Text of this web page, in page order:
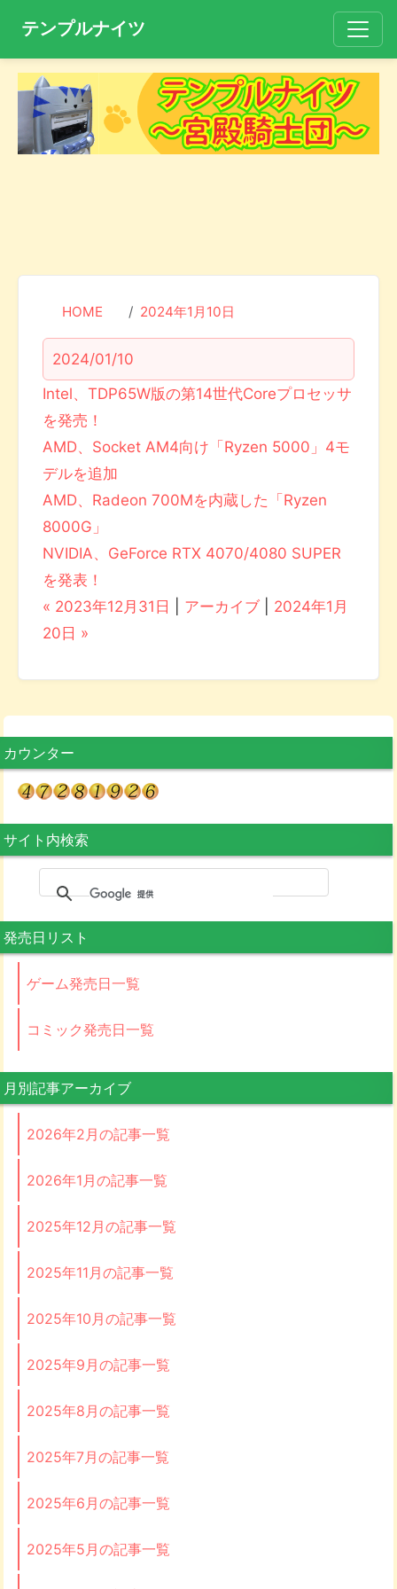
テンプルナイツ
HOME 2024年1月10日
2024/01/10
Intel、TDP65W版の第14世代Coreプロセッサ
を発売！
AMD、Socket AM4向け「Ryzen 5000」4モ
デルを追加
AMD、Radeon 700Mを内蔵した「Ryzen
8000G」
NVIDIA、GeForce RTX 4070/4080 SUPER
を発表！
« 2023年12月31日
アーカイブ
2024年1月
20日 »
カウンター
サイト内検索
発売日リスト
ゲーム発売日一覧
コミック発売日一覧
月別記事アーカイブ
2026年2月の記事一覧
2026年1月の記事一覧
2025年12月の記事一覧
2025年11月の記事一覧
2025年10月の記事一覧
2025年9月の記事一覧
2025年8月の記事一覧
2025年7月の記事一覧
2025年6月の記事一覧
2025年5月の記事一覧